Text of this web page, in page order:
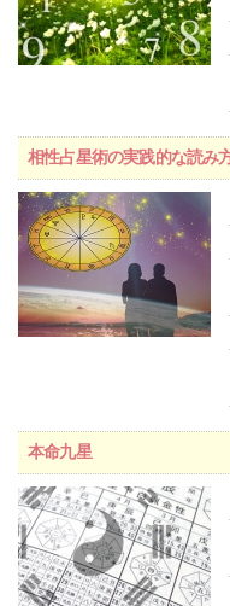
相性占星術の実践的な読み
本命九星